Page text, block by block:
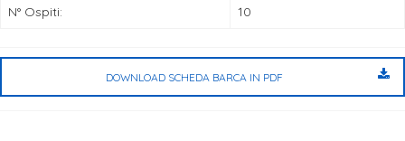
N° Ospiti: 10
DOWNLOAD SCHEDA BARCA IN PDF